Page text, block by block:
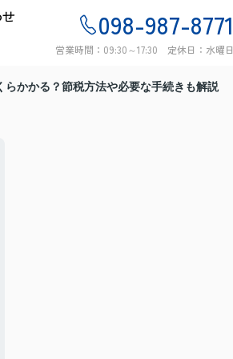
098-987-8771
営業時間：09:30～17:30 定休日：水曜日
かかる？節税方法や必要な手続きも解説